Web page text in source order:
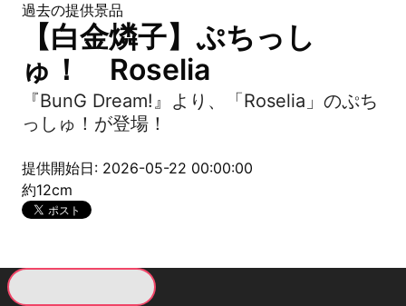
過去の提供景品
【白金燐子】ぷちっし
ゅ！ Roselia
『BunG Dream!』より、「Roselia」のぷち
っしゅ！が登場！
提供開始日: 2026-05-22 00:00:00
約12cm